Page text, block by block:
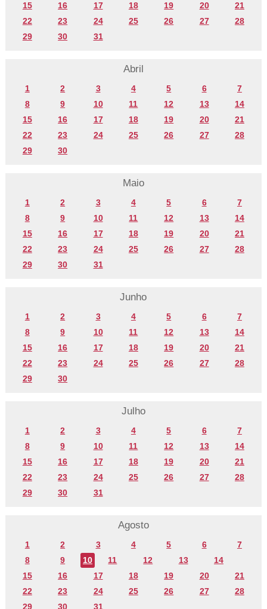
15
16 17 18 19 20
21
22
23 24 25 26 27
28
29
30 31
Abril
1 2 3 4 5 6
7
8
9 10 11 12 13
14
15
16 17 18 19 20
21
22
23 24 25 26 27
28
29
30
Maio
1 2 3 4 5 6
7
8
9 10 11 12 13
14
15
16 17 18 19 20
21
22
23 24 25 26 27
28
29
30 31
Junho
1 2 3 4 5 6
7
8
9 10 11 12 13
14
15
16 17 18 19 20
21
22
23 24 25 26 27
28
29
30
Julho
1 2 3 4 5 6
7
8
9 10 11 12 13
14
15
16 17 18 19 20
21
22
23 24 25 26 27
28
29
30 31
Agosto
1 2 3 4 5 6
7
8
9 10 11 12 13
14
15
16 17 18 19 20
21
22
23 24 25 26 27
28
29
30 31